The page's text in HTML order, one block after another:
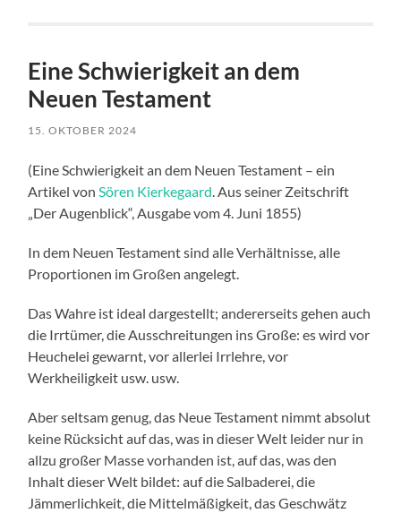
Eine Schwierigkeit an dem
Neuen Testament
15. OKTOBER 2024
(Eine Schwierigkeit an dem Neuen Testament – ein
Artikel vonSören Kierkegaard. Aus seiner Zeitschrift
„Der Augenblick“, Ausgabe vom 4. Juni 1855)
In dem Neuen Testament sind alle Verhältnisse, alle
Proportionen im Großen angelegt.
Das Wahre ist ideal dargestellt; andererseits gehen auch
die Irrtümer, die Ausschreitungen ins Große: es wird vor
Heuchelei gewarnt, vor allerlei Irrlehre, vor
Werkheiligkeit usw. usw.
Aber seltsam genug, das Neue Testament nimmt absolut
keine Rücksicht auf das, was in dieser Welt leider nur in
allzu großer Masse vorhanden ist, auf das, was den
Inhalt dieser Welt bildet: auf die Salbaderei, die
Jämmerlichkeit, die Mittelmäßigkeit, das Geschwätz